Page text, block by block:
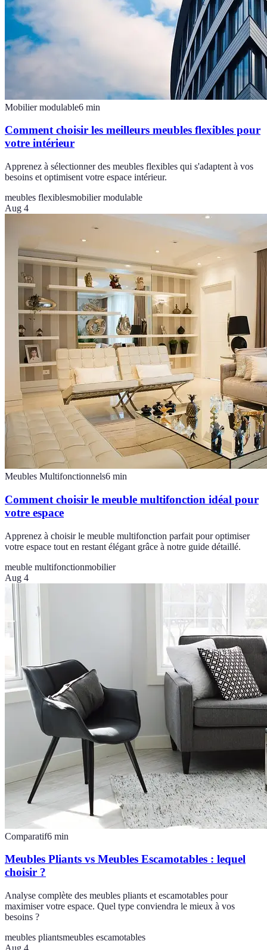
Mobilier modulable6 min
Comment choisir les meilleurs meubles flexibles pour
votre intérieur
Apprenez à sélectionner des meubles flexibles qui s'adaptent à vos
besoins et optimisent votre espace intérieur.
meubles flexiblesmobilier modulable
Aug 4
Meubles Multifonctionnels6 min
Comment choisir le meuble multifonction idéal pour
votre espace
Apprenez à choisir le meuble multifonction parfait pour optimiser
votre espace tout en restant élégant grâce à notre guide détaillé.
meuble multifonctionmobilier
Aug 4
Comparatif6 min
Meubles Pliants vs Meubles Escamotables : lequel
choisir ?
Analyse complète des meubles pliants et escamotables pour
maximiser votre espace. Quel type conviendra le mieux à vos
besoins ?
meubles pliantsmeubles escamotables
Aug 4